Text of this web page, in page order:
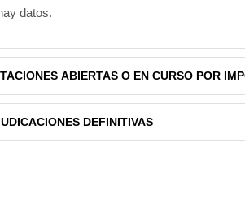
datos.
ABIERTAS O EN CURSO POR
DEFINITIVAS